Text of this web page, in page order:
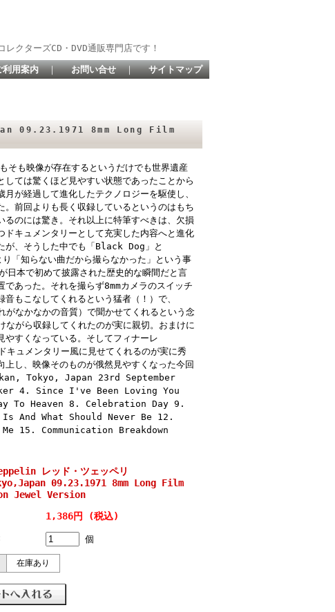
クターズCD・DVD通販専門店です！
利用案内 ｜ お問い合せ ｜ サイトマップ
09.23.1971 8mm Long Film
そも映像が存在するというだけでも世界遺産
ては驚くほど見やすい状態であったことから
が経過して進化したテクノロジーを駆使し、
前回よりも長く収録しているというのはもち
のには驚き。それ以上に特筆すべきは、欠損
キュメンタリーとして充実した内容へと進化
が、そうした中でも「Black Dog」と
知らない曲だから撮らなかった」という事
日本で初めて披露された歴史的な瞬間だと言
あった。それを撮らず8mmカメラのスイッチ
もこなしてくれるという猛者（！）で、
なかなかの音質）で聞かせてくれるという念
がら収録してくれたのが実に親切。おまけに
すくなっている。そしてフィナーレ
ュメンタリー風に見せてくれるのが実に秀
し、映像そのものが俄然見やすくなった今回
Tokyo, Japan 23rd September
4. Since I've Been Loving You
To Heaven 8. Celebration Day 9.
And What Should Never Be 12.
15. Communication Breakdown
レッド・ツェッペリ
09.23.1971 8mm Long Film
Jewel Version
1,386円 (税込)
個
在庫あり